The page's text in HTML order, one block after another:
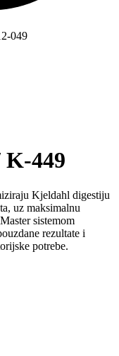
449
Kjeldahl digestiju
uz maksimalnu
sistemom
rezultate i
potrebe.